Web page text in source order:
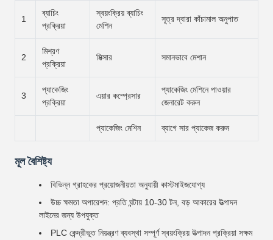
1
ব্যাচিং
প্রক্রিয়া
স্বয়ংক্রিয় ব্যাচিং
মেশিন
সূত্র দ্বারা কাঁচামাল অনুপাত
2
মিশ্রণ
প্রক্রিয়া
মিক্সার সমানভাবে মেশান
3
প্যাকেজিং
প্রক্রিয়া
এয়ার কম্প্রেসার
প্যাকেজিং মেশিনে পাওয়ার
জেনারেট করুন
প্যাকেজিং মেশিন ব্যাগে সার প্যাকেজ করুন
মূল বৈশিষ্ট্য
বিভিন্ন গ্রাহকের প্রয়োজনীয়তা অনুযায়ী কাস্টমাইজযোগ্য
উচ্চ ক্ষমতা অপারেশন: প্রতি ঘন্টায় 10-30 টন, বড় আকারের উত্পাদন
লাইনের জন্য উপযুক্ত
PLC কেন্দ্রীভূত নিয়ন্ত্রণ ব্যবস্থা সম্পূর্ণ স্বয়ংক্রিয় উত্পাদন প্রক্রিয়া সক্ষম